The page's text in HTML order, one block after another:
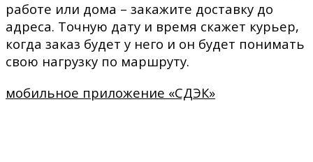
работе или дома – закажите доставку до
адреса. Точную дату и время скажет курьер,
когда заказ будет у него и он будет понимать
свою нагрузку по маршруту.
мобильное приложение «СДЭК»